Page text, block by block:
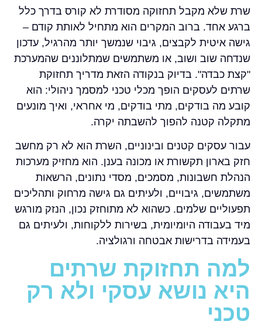
שרת שלא מקבל תחזוקה מסודרת לא קורס בדרך כלל
ברגע אחד. ברוב המקרים הוא מתחיל לאותת קודם –
גישה איטית לקבצים, גיבוי שנמשך יותר מהרגיל, עדכון
שנדחה שוב ושוב, או משתמשים שמתלוננים שהמערכת
"קצת כבדה". בדיוק בנקודה הזאת מדריך תחזוקת
שרתים לעסקים הופך מכלי טכני למסמך ניהולי: הוא
קובע מה בודקים, מתי בודקים, מי אחראי, ואיך מונעים
מתקלה קטנה להפוך להשבתה יקרה.
עבור עסקים קטנים ובינוניים, השרת הוא לא רק מחשב
חזק בארון תקשורת או מכונה בענן. הוא מחזיק מערכות
הנהלת חשבונות, מסמכים, מסדי נתונים, הרשאות
משתמשים, גיבויים, ולעיתים גם גישה מרחוק ותהליכים
תפעוליים שלמים. כשהוא לא מתוחזק נכון, הנזק מורגש
מיד בעבודה היומיומית, בשירות ללקוחות, ולעיתים גם
בעמידה בדרישות אבטחה ורגולציה.
למה תחזוקת שרתים
היא נושא עסקי ולא רק
טכני